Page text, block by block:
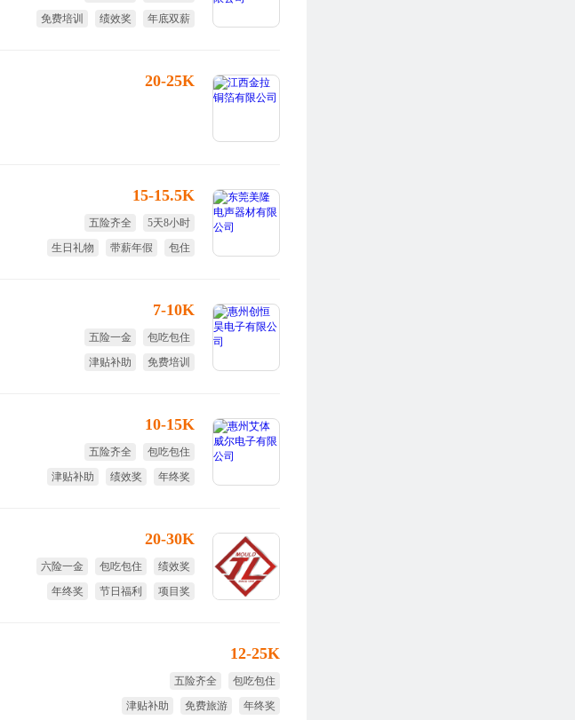
免费培训
绩效奖
年底双薪
20-25K
15-15.5K
五险齐全
5天8小时
生日礼物
带薪年假 包住
7-10K
五险一金
包吃包住
津贴补助
免费培训
10-15K
五险齐全
包吃包住
津贴补助
绩效奖
年终奖
20-30K
六险一金 包吃包住
绩效奖
年终奖
节日福利 项目奖
12-25K
五险齐全
包吃包住
津贴补助
免费旅游
年终奖